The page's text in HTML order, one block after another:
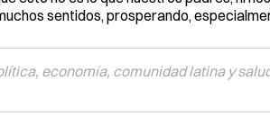
sentidos, prosperando,
economía, comunidad latina y